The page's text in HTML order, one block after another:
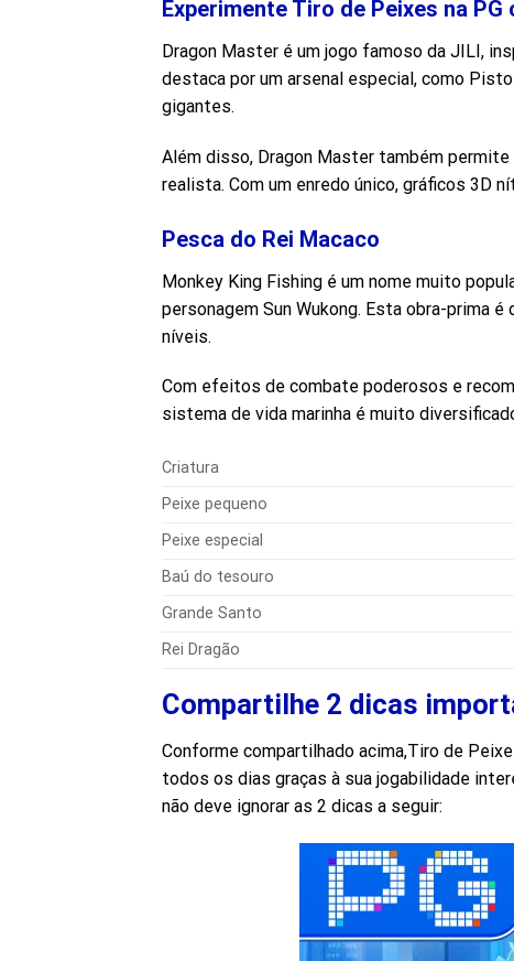
Experimente Tiro de Peixes na
Dragon Master é um jogo famoso da JILI,
destaca por um arsenal especial, como
gigantes.
Além disso, Dragon Master também
realista. Com um enredo único, gráficos 3D
Pesca do Rei Macaco
Monkey King Fishing é um nome muito
personagem Sun Wukong. Esta obra-prima
níveis.
Com efeitos de combate poderosos e
sistema de vida marinha é muito
Criatura
Peixe pequeno
Peixe especial
Baú do tesouro
Grande Santo
Rei Dragão
Compartilhe 2 dicas
Conforme compartilhado acima,Tiro de
todos os dias graças à sua jogabilidade
não deve ignorar as 2 dicas a seguir: